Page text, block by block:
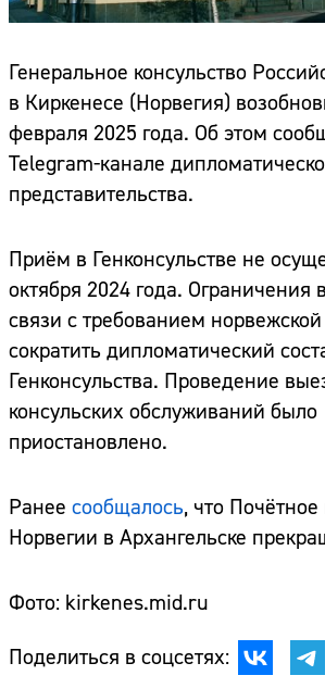
Генеральное консульство
в Киркенесе (Норвегия)
февраля 2025 года. Об этом
Telegram-канале
представительства.
Приём в Генконсульстве не
октября 2024 года. Ограничения
связи с требованием
сократить дипломатический
Генконсульства. Проведение
консульских обслуживаний было
приостановлено.
Ранее сообщалось, что Почётное
Норвегии в Архангельске
Фото: kirkenes.mid.ru
Поделиться в соцсетях: